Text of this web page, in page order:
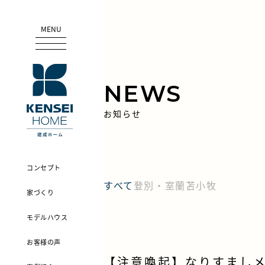
MENU
コンセプト
家づくり
モデルハウス
お客様の声
NEWS
お知らせ
すべて登別・室蘭苫小牧